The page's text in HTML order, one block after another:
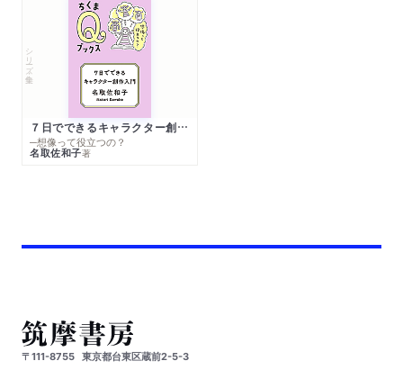
シリーズ・全集
７日でできるキャラクター創作入門
─想像って役立つの？
名取佐和子著
〒111-8755 東京都台東区蔵前2-5-3